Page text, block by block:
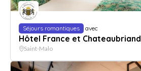
Séjours romantiques avec
Hôtel France et Chateaubriand
Saint-Malo